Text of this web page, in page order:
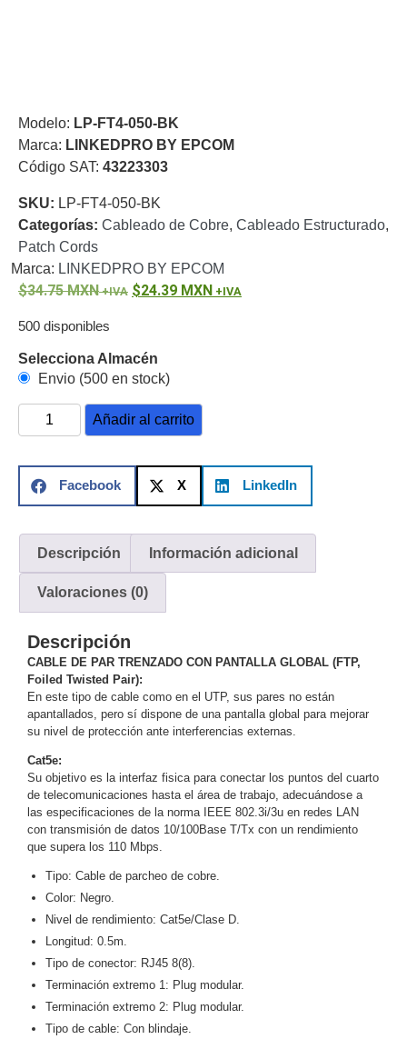
HDMI,
VGA,
DVILentesMicrófonos
para
CámarasPartes
o
RefaccionesProbadores
de
VideoTransceptores
Cables y
Conectores
Adaptador
y
VideoCable
Coaxial y
ConectoresCables
Armados -
CoaxialCategoría
5eFibra
Alimentación
y
ElectricidadRG59
Tipo
CaPTelefónico VGA
HDMI
Cámaras
IP y NVRs
Ambientes
Salinos
(Anticorrosión)Antiexplosión
y
Decodificadores
de
Video CuboDomo
/ Eyeball /
TurretFisheye
y
Modelo: LP-FT4-050-BK
Marca: LINKEDPRO BY EPCOM
Código SAT: 43223303
SKU: LP-FT4-050-BK
Categorías: Cableado de Cobre, Cableado Estructurado,
Patch Cords
Marca: LINKEDPRO BY EPCOM
34.75MXN 24.39 MXN
500 disponibles
Selecciona Almacén
Envio (500 en stock)
Añadir al carrito
Facebook X LinkedIn
Descripción Información adicional
Valoraciones (0)
Descripción
CABLE DE PAR TRENZADO CON PANTALLA GLOBAL (FTP,
Foiled Twisted Pair):
En este tipo de cable como en el UTP, sus pares no están
apantallados, pero sí dispone de una pantalla global para mejorar
su nivel de protección ante interferencias externas.
Cat5e:
Su objetivo es la interfaz fisica para conectar los puntos del cuarto
de telecomunicaciones hasta el área de trabajo, adecuándose a
las especificaciones de la norma IEEE 802.3i/3u en redes LAN
con transmisión de datos 10/100Base T/Tx con un rendimiento
que supera los 110 Mbps.
Tipo: Cable de parcheo de cobre.
Color: Negro.
Nivel de rendimiento: Cat5e/Clase D.
Longitud: 0.5m.
Tipo de conector: RJ45 8(8).
Terminación extremo 1: Plug modular.
Terminación extremo 2: Plug modular.
Tipo de cable: Con blindaje.